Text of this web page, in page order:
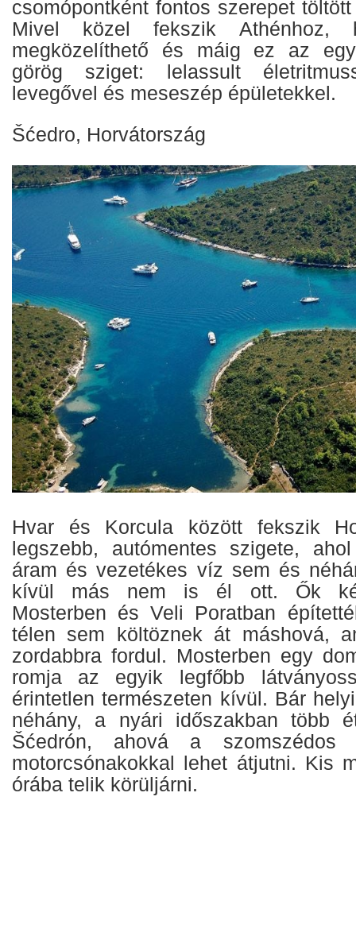
csomópontként fontos szerepet
Mivel közel fekszik Athénhoz,
megközelíthető és máig ez az
görög sziget: lelassult
levegővel és meseszép épületekkel.
Šćedro, Horvátország
Hvar és Korcula között fekszik
legszebb, autómentes szigete,
áram és vezetékes víz sem és
kívül más nem is él ott. Ők két
Mosterben és Veli Poratban
télen sem költöznek át máshová,
zordabbra fordul. Mosterben egy
romja az egyik legfőbb
érintetlen természeten kívül. Bár
néhány, a nyári időszakban több
Šćedrón, ahová a szomszédos
motorcsónakokkal lehet átjutni. Kis
órába telik körüljárni.